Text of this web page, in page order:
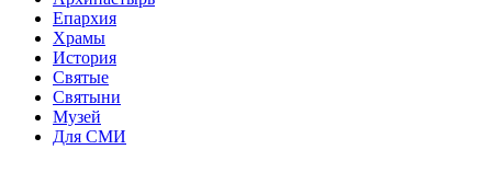
Епархия
Храмы
История
Святые
Святыни
Музей
Для СМИ